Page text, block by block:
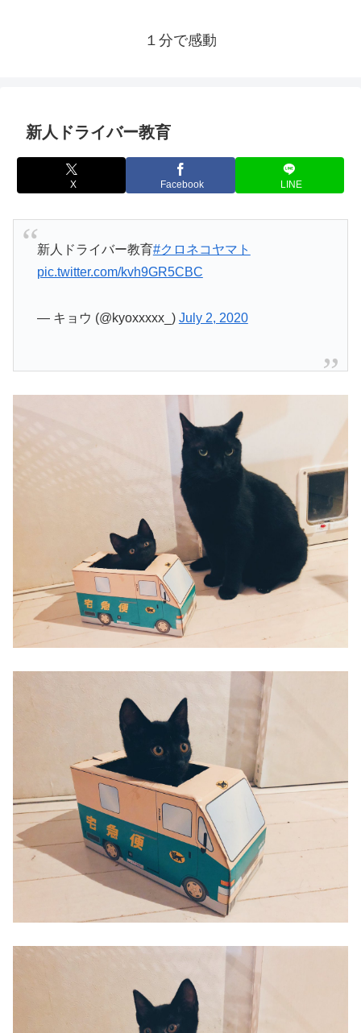
１分で感動
新人ドライバー教育
X Facebook LINE
新人ドライバー教育#クロネコヤマト
pic.twitter.com/kvh9GR5CBC
— キョウ (@kyoxxxxx_) July 2, 2020